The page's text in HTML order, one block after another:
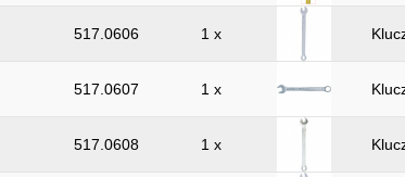
517.0606 1 x
517.0607 1 x
517.0608 1 x